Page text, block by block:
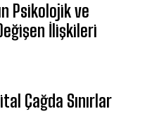
Psikolojik ve
İlişkileri
Çağda Sınırlar